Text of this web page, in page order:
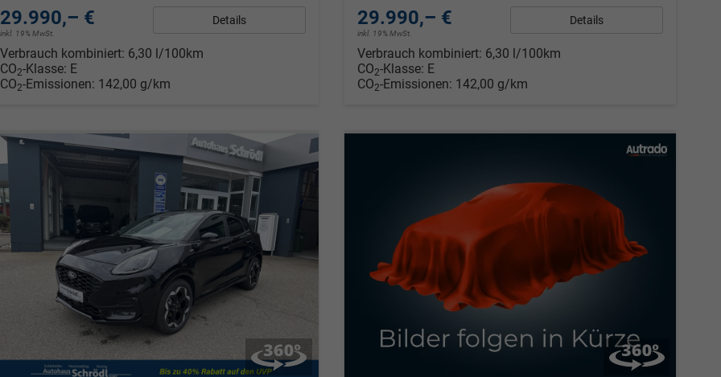
29.990,– €
inkl. 19% MwSt.
Details
Verbrauch kombiniert: 6,30 l/100km
CO2-Klasse: E
CO2-Emissionen: 142,00 g/km
29.990,– €
inkl. 19% MwSt.
Details
Verbrauch kombiniert: 6,30 l/100km
CO2-Klasse: E
CO2-Emissionen: 142,00 g/km